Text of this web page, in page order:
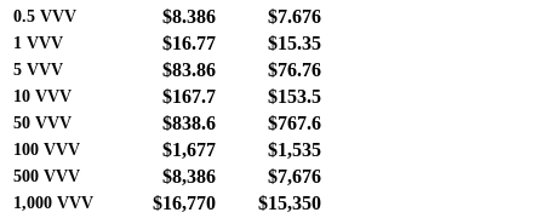
0.5 VVV $8.386 $7.676
1 VVV $16.77 $15.35
5 VVV $83.86 $76.76
10 VVV $167.7 $153.5
50 VVV $838.6 $767.6
100 VVV $1,677 $1,535
500 VVV $8,386 $7,676
1,000 VVV $16,770 $15,350